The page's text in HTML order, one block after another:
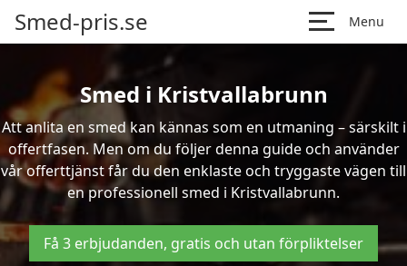
Smed-pris.se Menu
Smed i Kristvallabrunn
Att anlita en smed kan kännas som en utmaning – särskilt i
offertfasen. Men om du följer denna guide och använder
vår offerttjänst får du den enklaste och tryggaste vägen till
en professionell smed i Kristvallabrunn.
Få 3 erbjudanden, gratis och utan förpliktelser